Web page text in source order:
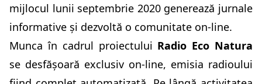
mijlocul lunii septembrie 2020 generează jurnale
informative și dezvoltă o comunitate on-line.
Munca în cadrul proiectului Radio Eco Natura
se desfășoară exclusiv on-line, emisia radioului